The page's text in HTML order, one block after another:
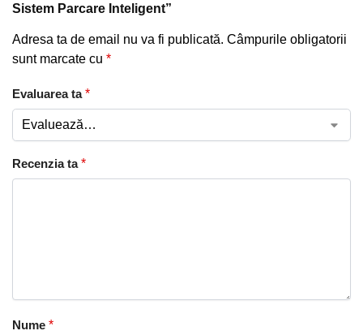
Sistem Parcare Inteligent”
Adresa ta de email nu va fi publicată. Câmpurile obligatorii
sunt marcate cu *
Evaluarea ta*
Recenzia ta*
Nume *